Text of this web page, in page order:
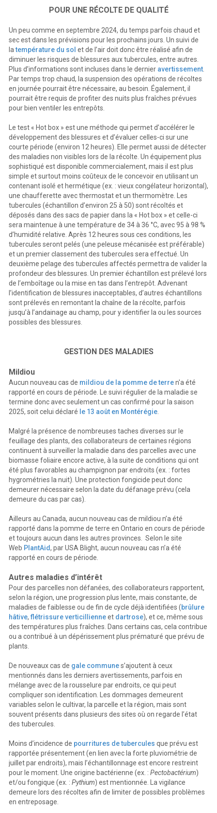
POUR UNE RÉCOLTE DE QUALITÉ
Un peu comme en septembre 2024, du temps parfois chaud et
sec est dans les prévisions pour les prochains jours. Un suivi de
latempérature du sol et de l’air doit donc être réalisé afin de
diminuer les risques de blessures aux tubercules, entre autres.
Plus d’informations sont incluses dans le dernier avertissement
Par temps trop chaud, la suspension des opérations de récoltes
en journée pourrait être nécessaire, au besoin. Également, il
pourrait être requis de profiter des nuits plus fraîches prévues
pour bien ventiler les entrepôts.
Le test « Hot box » est une méthode qui permet d’accélérer le
développement des blessures et d’évaluer celles-ci sur une
courte période (environ 12 heures). Elle permet aussi de détecter
des maladies non visibles lors de la récolte. Un équipement plus
sophistiqué est disponible commercialement, mais il est plus
simple et surtout moins coûteux de le concevoir en utilisant un
contenant isolé et hermétique (ex. : vieux congélateur horizontal),
une chaufferette avec thermostat et un thermomètre. Les
tubercules (échantillon d’environ 25 à 50) sont récoltés et
déposés dans des sacs de papier dans la « Hot box » et celle-ci
sera maintenue à une température de 34 à 36 °C, avec 95 à 98 %
d’humidité relative. Après 12 heures sous ces conditions, les
tubercules seront pelés (une peleuse mécanisée est préférable)
et un premier classement des tubercules sera effectué. Un
deuxième pelage des tubercules affectés permettra de valider la
profondeur des blessures. Un premier échantillon est prélevé lors
de l’emboîtage ou la mise en tas dans l’entrepôt. Advenant
l’identification de blessures inacceptables, d’autres échantillons
sont prélevés en remontant la chaîne de la récolte, parfois
jusqu’à l’andainage au champ, pour y identifier la ou les sources
possibles des blessures.
GESTION DES MALADIES
Mildiou
Aucun nouveau cas de mildiou de la pomme de terren'a été
rapporté en cours de période. Le suivi régulier de la maladie se
termine donc avec seulement un cas confirmé pour la saison
2025, soit celui déclaré le 13 août en Montérégie
Malgré la présence de nombreuses taches diverses sur le
feuillage des plants, des collaborateurs de certaines régions
continuent à surveiller la maladie dans des parcelles avec une
biomasse foliaire encore active, à la suite de conditions qui ont
été plus favorables au champignon par endroits (ex. : fortes
hygrométries la nuit). Une protection fongicide peut donc
demeurer nécessaire selon la date du défanage prévu (cela
demeure du cas par cas).
Ailleurs au Canada, aucun nouveau cas de mildiou n’a été
rapporté dans la pomme de terre en Ontario en cours de période
et toujours aucun dans les autres provinces. Selon le site
Web PlantAid, par USA Blight, aucun nouveau cas n’a été
rapporté en cours de période.
Autres maladies d’intérêt
Pour des parcelles non défanées, des collaborateurs rapportent,
selon la région, une progression plus lente, mais constante, de
maladies de faiblesse ou de fin de cycle déjà identifiées (brûlure
hâtive,flétrissure verticillienneet dartrose), et ce, même sous
des températures plus fraîches. Dans certains cas, cela contribue
ou a contribué à un dépérissement plus prématuré que prévu de
plants.
De nouveaux cas de gale communes’ajoutent à ceux
mentionnés dans les derniers avertissements, parfois en
mélange avec de la rousselure par endroits, ce qui peut
compliquer son identification. Les dommages demeurent
variables selon le cultivar, la parcelle et la région, mais sont
souvent présents dans plusieurs des sites où on regarde l’état
des tubercules.
Moins d’incidence de pourritures de tubercules que prévu est
rapportée présentement (en lien avec la forte pluviométrie de
juillet par endroits), mais l’échantillonnage est encore restreint
pour le moment. Une origine bactérienne (ex. : Pectobactérium)
et/ou fongique (ex. : Pythium) est mentionnée. La vigilance
demeure lors des récoltes afin de limiter de possibles problèmes
en entreposage.